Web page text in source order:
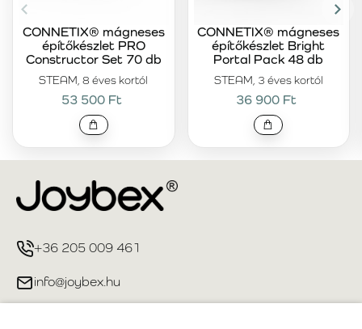
STEAM, 8 éves kortól
CONNETIX® mágneses
építőkészlet PRO
Constructor Set 70 db
53 500 Ft
STEAM, 3 éves kortól
CONNETIX® mágneses
építőkészlet Bright
Portal Pack 48 db
36 900 Ft
+36 205 009 461
info@joybex.hu